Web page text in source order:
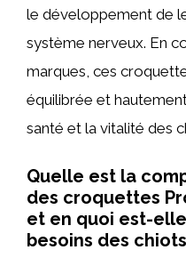
le développement de
système nerveux. En
marques, ces
équilibrée et
santé et la vitalité des
Quelle est la
des croquettes
et en quoi est-
besoins des